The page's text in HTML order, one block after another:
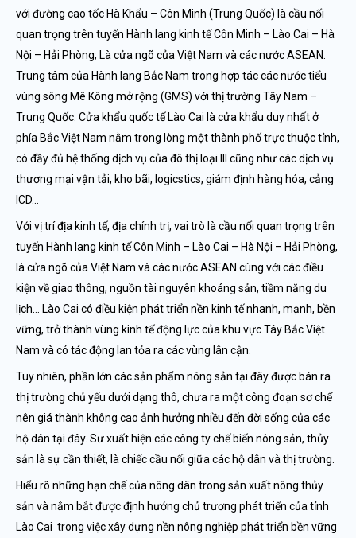
với đường cao tốc Hà Khẩu – Côn Minh (Trung Quốc) là cầu nối
quan trọng trên tuyến Hành lang kinh tế Côn Minh – Lào Cai – Hà
Nội – Hải Phòng; Là cửa ngõ của Việt Nam và các nước ASEAN.
Trung tâm của Hành lang Bắc Nam trong hợp tác các nước tiểu
vùng sông Mê Kông mở rộng (GMS) với thị trường Tây Nam –
Trung Quốc. Cửa khẩu quốc tế Lào Cai là cửa khẩu duy nhất ở
phía Bắc Việt Nam nằm trong lòng một thành phố trực thuộc tỉnh,
có đầy đủ hệ thống dịch vụ của đô thị loại III cũng như các dịch vụ
thương mại vận tải, kho bãi, logicstics, giám định hàng hóa, cảng
ICD…
Với vị trí địa kinh tế, địa chính trị, vai trò là cầu nối quan trọng trên
tuyến Hành lang kinh tế Côn Minh – Lào Cai – Hà Nội – Hải Phòng,
là cửa ngõ của Việt Nam và các nước ASEAN cùng với các điều
kiện về giao thông, nguồn tài nguyên khoáng sản, tiềm năng du
lịch… Lào Cai có điều kiện phát triển nền kinh tế nhanh, mạnh, bền
vững, trở thành vùng kinh tế động lực của khu vực Tây Bắc Việt
Nam và có tác động lan tỏa ra các vùng lân cận.
Tuy nhiên, phần lớn các sản phẩm nông sản tại đây được bán ra
thị trường chủ yếu dưới dạng thô, chưa ra một công đoạn sơ chế
nên giá thành không cao ảnh hưởng nhiều đến đời sống của các
hộ dân tại đây. Sư xuất hiện các công ty chế biến nông sản, thủy
sản là sự cần thiết, là chiếc cầu nối giữa các hộ dân và thị trường.
Hiểu rõ những hạn chế của nông dân trong sản xuất nông thủy
sản và nắm bắt được định hướng chủ trương phát triển của tỉnh
Lào Cai trong việc xây dựng nền nông nghiệp phát triển bền vững